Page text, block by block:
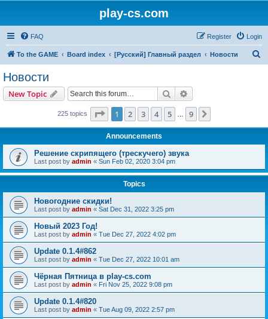
play-cs.com
FAQ Login
Register
To the GAME Board index [Русский] Главный раздел Новости
Новости
New Topic Search
225 topics Page 1of 9
1 2 3 4 5 9
Announcements
Решение скрипящего (трескучего) звука
Last post by admin « Sun Feb 02, 2020 3:04 pm
Topics
Новогодние скидки!
Last post by admin « Sat Dec 31, 2022 3:25 pm
Новый 2023 Год!
Last post by admin « Tue Dec 27, 2022 4:02 pm
Update 0.1.4#862
Last post by admin « Tue Dec 27, 2022 10:01 am
Чёрная Пятница в play-cs.com
Last post by admin « Fri Nov 25, 2022 9:08 pm
Update 0.1.4#820
Last post by admin « Tue Aug 09, 2022 2:57 pm